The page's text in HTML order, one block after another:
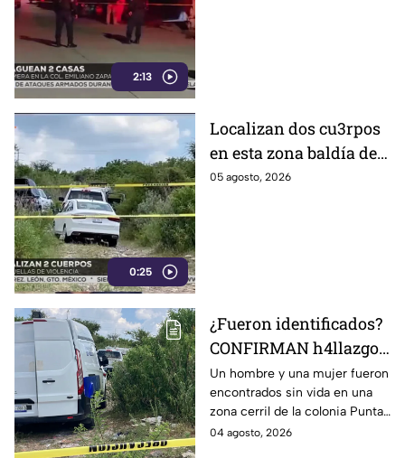
2:13
0:25
Localizan dos cu3rpos
en esta zona baldía de
León; autoridades
05 agosto, 2026
¿Fueron identificados?
CONFIRMAN h4llazgo
de un hombre y una
mujer s1n v1da en zona
cerril de León, HOY
martes
Un hombre y una mujer fueron
encontrados sin vida en una
zona cerril de la colonia Punta
del Sol, en el polígono de Las
04 agosto, 2026